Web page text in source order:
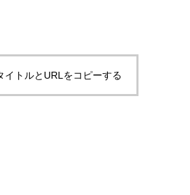
イトルとURLをコピーする